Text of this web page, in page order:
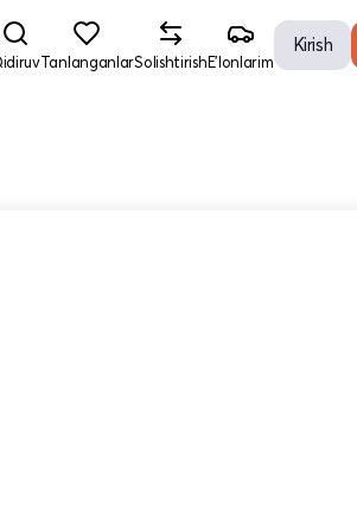
TanlanganlarSolishtirishE'lonlarim
Kirish